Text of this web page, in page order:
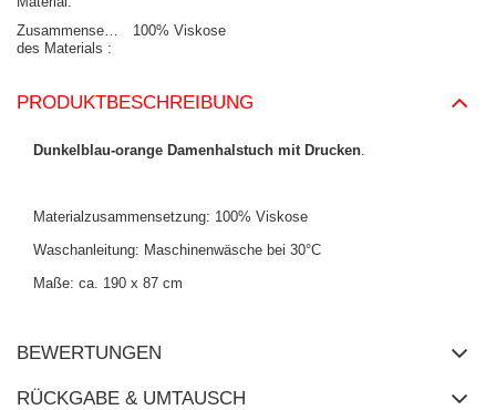
Zusammensetzung
des Materials
100% Viskose
PRODUKTBESCHREIBUNG
Dunkelblau-orange Damenhalstuch mit Drucken
Materialzusammensetzung: 100% Viskose
Waschanleitung: Maschinenwäsche bei 30°C
Maße: ca. 190 x 87 cm
BEWERTUNGEN
RÜCKGABE & UMTAUSCH